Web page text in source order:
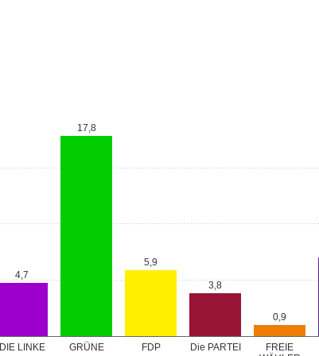
DIE LINKE GRÜNE FDP Die PARTEI FREIE
4,7
17,8
5,9
3,8
0,9